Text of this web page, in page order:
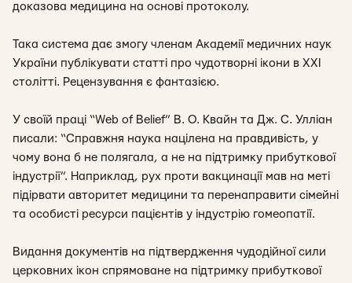
доказова медицина на основі протоколу.
Така система дає змогу членам Академії медичних наук
України публікувати статті про чудотворні ікони в ХХІ
столітті. Рецензування є фантазією.
У своїй праці “Web of Belief” В. О. Квайн та Дж. С. Улліан
писали: “Справжня наука націлена на правдивість, у
чому вона б не полягала, а не на підтримку прибуткової
індустрії”. Наприклад, рух проти вакцинації мав на меті
підірвати авторитет медицини та перенаправити сімейні
та особисті ресурси пацієнтів у індустрію гомеопатії.
Видання документів на підтвердження чудодійної сили
церковних ікон спрямоване на підтримку прибуткової